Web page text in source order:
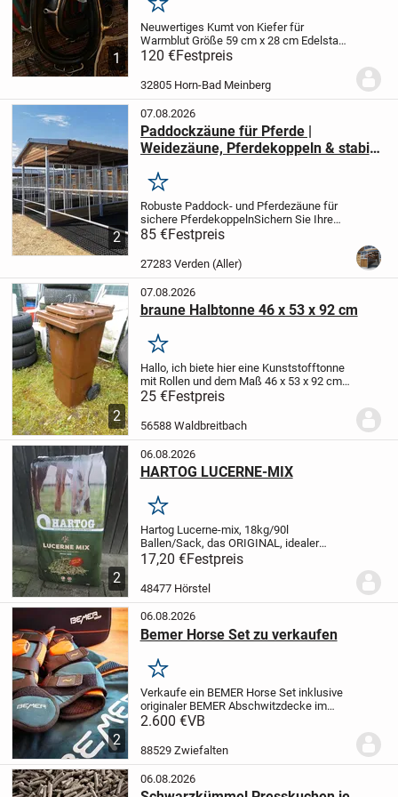
1
Merken
Neuwertiges Kumt von Kiefer für
Warmblut Größe 59 cm x 28 cm Edelstahl
rahmen. Es handelt sich um ein
englisches prunkkumte in top Zustand ein
zweites etwas kleiner ist auch vorhanden
120 €Festpreis
32805 Horn-Bad Meinberg
2
07.08.2026
Paddockzäune für Pferde |
Weidezäune, Pferdekoppeln & stabile
Merken
Robuste Paddock- und Pferdezäune für
sichere PferdekoppelnSichern Sie Ihre
Pferde mit hochwertigen Paddockzäunen
und Weidezäunen für Pferde - stabil,
langlebig und einfach zu
Unsere...
85 €Festpreis
27283 Verden (Aller)
2
07.08.2026
braune Halbtonne 46 x 53 x 92 cm
Merken
Hallo, ich biete hier eine Kunststofftonne
mit Rollen und dem Maß 46 x 53 x 92 cm
zum Kauf an. Das Innenmaß ist 36 x 36 x
50 cm. Die Tonne ist ohne Mängel,
sauber, geruchsfrei und kann als
25 €Festpreis
56588 Waldbreitbach
2
06.08.2026
HARTOG LUCERNE-MIX
Merken
Hartog Lucerne-mix, 18kg/90l
Ballen/Sack, das ORIGINAL, idealer
Raufutterersatz oder als gesunde Zugabe
Preis bei Abnahme von min. 21 Ballen
16,90 Euro/Stück inkl. MWSt und ab Lager
bei Barzahlung...
17,20 €Festpreis
48477 Hörstel
2
06.08.2026
Bemer Horse Set zu verkaufen
Merken
Verkaufe ein BEMER Horse Set inklusive
originaler BEMER Abschwitzdecke im
Komplettset.Das Set wurde im Juni 2021
sich in einem sehr guten, gepflegten
Zustand....
2.600 €VB
88529 Zwiefalten
06.08.2026